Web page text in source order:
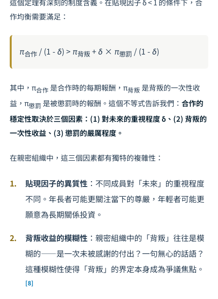
這個定理有深刻的制度含義。在貼現因子 δ < 1 的條件下，合
作均衡需要滿足：
π合作 / (1 - δ) > π背叛 + δ × π懲罰 / (1 - δ)
其中，π合作 是合作時的每期報酬，π背叛 是背叛的一次性收
益，π懲罰 是被懲罰時的報酬。這個不等式告訴我們： 合作的
穩定性取決於三個因素：(1) 對未來的重視程度 δ、(2) 背叛的
一次性收益、(3) 懲罰的嚴厲程度。
在親密組織中，這三個因素都有獨特的複雜性：
貼現因子的異質性 ：不同成員對「未來」的重視程度
不同。年長者可能更關注當下的尊嚴，年輕者可能更
願意為長期關係投資。
背叛收益的模糊性 ：親密組織中的「背叛」往往是模
糊的——是一次未被感謝的付出？一句無心的話語？
這種模糊性使得「背叛」的界定本身成為爭議焦點。
[8]